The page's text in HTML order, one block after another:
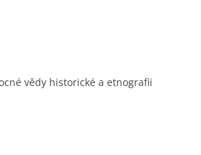
vědy historické a etnografii